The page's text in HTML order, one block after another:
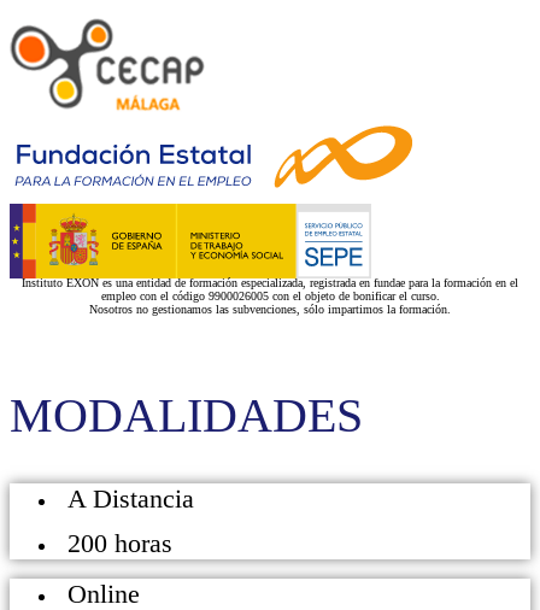
Instituto EXON es una entidad de formación especializada, registrada en fundae para la formación en el
empleo con el código 9900026005 con el objeto de bonificar el curso.
Nosotros no gestionamos las subvenciones, sólo impartimos la formación.
MODALIDADES
A Distancia
200 horas
Online